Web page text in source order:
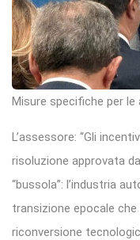
Misure specifiche per le
L’assessore: “Gli
risoluzione approvata
“bussola”: l’industria
transizione epocale che
riconversione